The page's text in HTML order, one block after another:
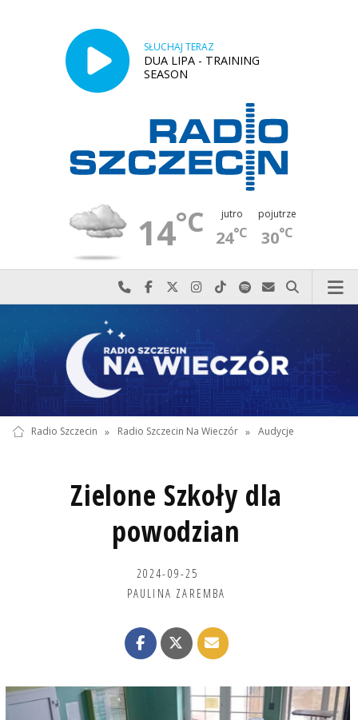
SŁUCHAJ TERAZ
DUA LIPA - TRAINING
SEASON
14°C jutro
24°C
pojutrze
30°C
Najlepiej po prostu do nas zadzwoń
Odwiedź nas na Facebook-u
Odwiedź nas na X
Odwiedź nas na Instagram-ie
Odwiedź nas na TikTok-u
Szukaj nas na Spotify
Wyślij do nas
Szukaj
Radio Szczecin » Radio Szczecin Na Wieczór » Audycje
Zielone Szkoły dla
powodzian
2024-09-25
PAULINA ZAREMBA